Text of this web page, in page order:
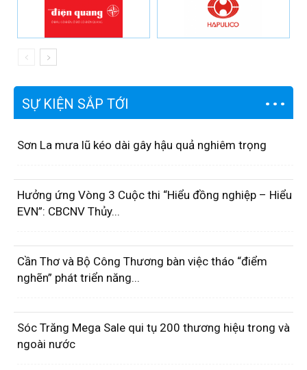
SỰ KIỆN SẮP TỚI
Sơn La mưa lũ kéo dài gây hậu quả nghiêm trọng
Hưởng ứng Vòng 3 Cuộc thi “Hiểu đồng nghiệp – Hiểu
EVN”: CBCNV Thủy...
Cần Thơ và Bộ Công Thương bàn việc tháo “điểm
nghẽn” phát triển năng...
Sóc Trăng Mega Sale qui tụ 200 thương hiệu trong và
ngoài nước